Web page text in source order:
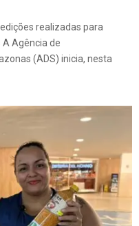
realizadas para
Agência de
(ADS) inicia, nesta